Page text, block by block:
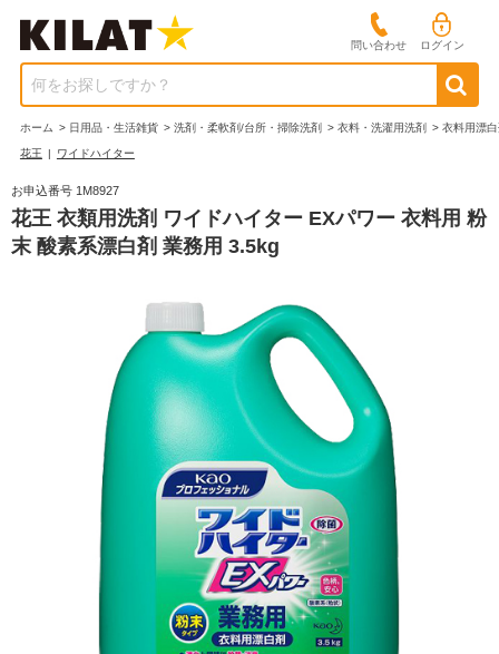
問い合わせ ログイン
何をお探しですか？
ホーム > 日用品・生活雑貨 > 洗剤・柔軟剤/台所・掃除洗剤 > 衣料・洗濯用洗剤 > 衣料用漂
花王 | ワイドハイター
お申込番号 1M8927
花王 衣類用洗剤 ワイドハイター EXパワー 衣料用 粉
末 酸素系漂白剤 業務用 3.5kg